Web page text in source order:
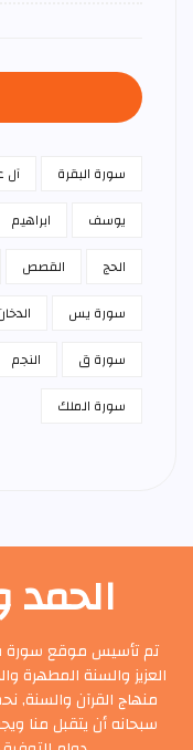
سورة البقرة آل
يوسف
ابراهيم
الحج
القصص
سورة يس
سورة ق
النجم
سورة الملك
تم تأسيس موقع سورة
العزيز والسنة المطهرة
منهاج القرآن والسنة,
سبحانه أن يتقبل منا